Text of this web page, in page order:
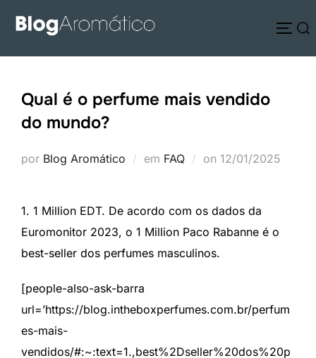
para
Pesquisar
Qual é o perfume mais vendido
do mundo?
por Blog Aromático em FAQ on Postado
12/01/2025
1. 1 Million EDT. De acordo com os dados da
Euromonitor 2023, o 1 Million Paco Rabanne é o
best-seller dos perfumes masculinos.
[people-also-ask-barra
url=’https://blog.intheboxperfumes.com.br/perfum
es-mais-
vendidos/#:~:text=1.,best%2Dseller%20dos%20p